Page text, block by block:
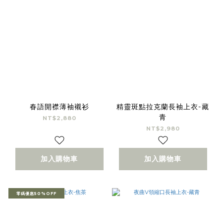
春語開襟薄袖襯衫
NT$2,880
加入購物車
精靈斑點拉克蘭長袖上衣-藏
青
NT$2,980
加入購物車
零碼優惠50%OFF